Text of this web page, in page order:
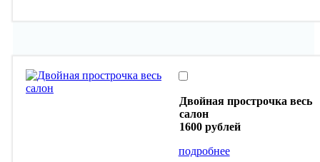
Двойная прострочка весь
салон
1600 рублей
подробнее